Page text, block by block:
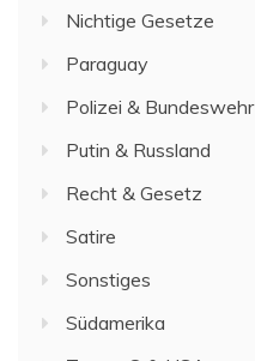
Nichtige Gesetze
Paraguay
Polizei & Bundeswehr
Putin & Russland
Recht & Gesetz
Satire
Sonstiges
Südamerika